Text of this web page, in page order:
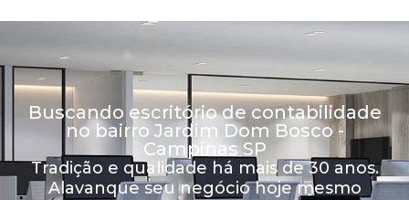
Buscando escritório de contabilidade
no bairro Jardim Dom Bosco -
Campinas SP
Tradição e qualidade há mais de 30 anos.
Alavanque seu negócio hoje mesmo